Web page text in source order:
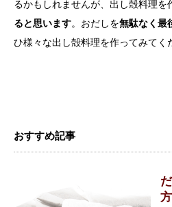
るかもしれませんが、出し殻料理を
ると思います。おだしを無駄なく最
ひ様々な出し殻料理を作ってみてく
おすすめ記事